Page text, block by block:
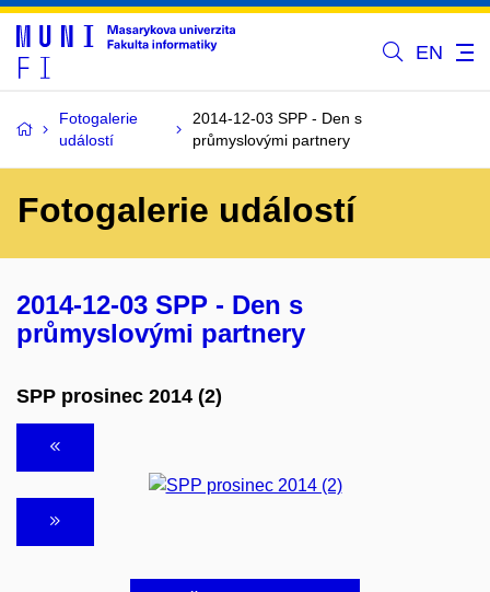
EN
Fotogalerie
událostí
2014-12-03 SPP - Den s
průmyslovými partnery
Fotogalerie událostí
2014-12-03 SPP - Den s
průmyslovými partnery
SPP prosinec 2014 (2)